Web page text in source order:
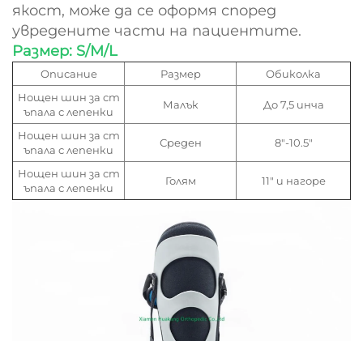
якост, може да се оформя според
увредените части на пациентите.
Размер: S/M/L
Описание Размер
Обиколка
Нощен шин за ст
ъпала с лепенки
Малък До 7,5 инча
Нощен шин за ст
ъпала с лепенки
Среден 8"-10.5"
Нощен шин за ст
ъпала с лепенки
Голям 11" и нагоре